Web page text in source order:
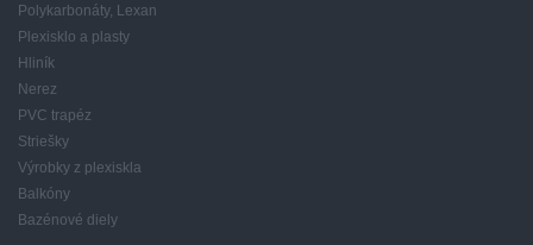
Polykarbonáty, Lexan
Plexisklo a plasty
Hliník
Nerez
PVC trapéz
Striešky
Výrobky z plexiskla
Balkóny
Bazénové diely